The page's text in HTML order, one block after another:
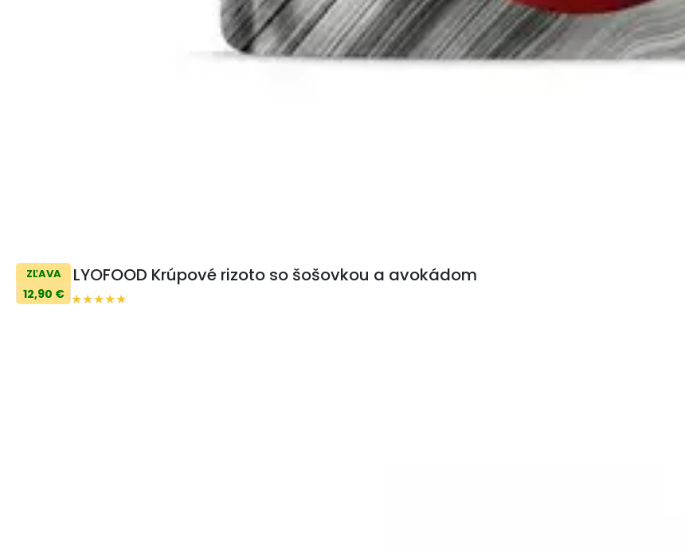
ZĽAVA
12,90 €
LYOFOOD Krúpové rizoto so šošovkou a avokádom